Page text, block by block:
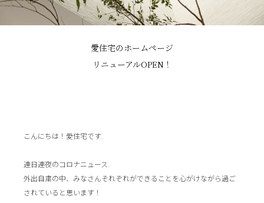
愛住宅のホームページ
リニューアルOPEN！
こんにちは！愛住宅です.
連日連夜のコロナニュース.
外出自粛の中、みなさんそれぞれができることを心がけながら過ご
されていると思います！